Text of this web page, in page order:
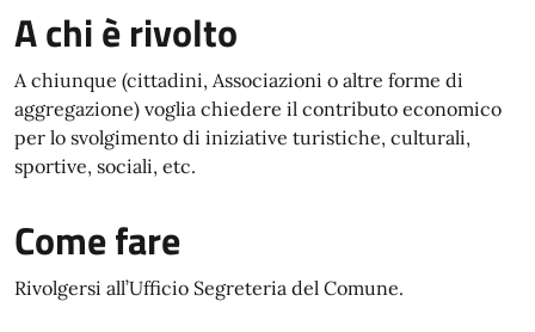
A chi è rivolto
A chiunque (cittadini, Associazioni o altre forme di
aggregazione) voglia chiedere il contributo economico
per lo svolgimento di iniziative turistiche, culturali,
sportive, sociali, etc.
Come fare
Rivolgersi all’Ufficio Segreteria del Comune.